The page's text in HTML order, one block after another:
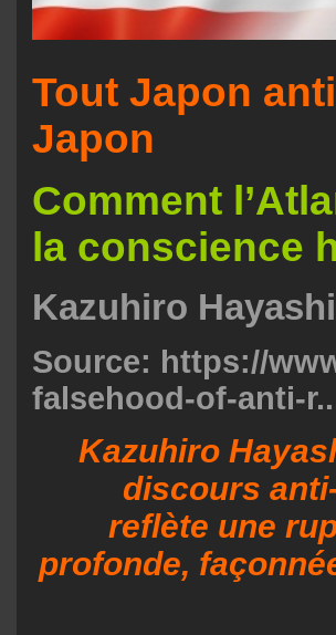
Tout Japon
Japon
Comment
la conscience
Kazuhiro
Source: https://
falsehood-of-anti-
Kazuhiro
discours
reflète une
profonde,